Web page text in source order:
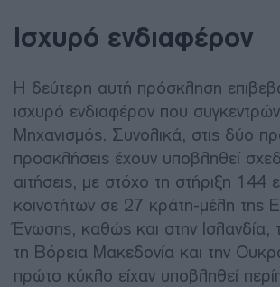
Ισχυρό ενδιαφέρον
Η δεύτερη αυτή πρόσκληση
ισχυρό ενδιαφέρον που
Μηχανισμός. Συνολικά, στις δύο
προσκλήσεις έχουν υποβληθεί
αιτήσεις, με στόχο τη στήριξη 144
κοινοτήτων σε 27 κράτη-μέλη της
Ένωσης, καθώς και στην Ισλανδία,
τη Βόρεια Μακεδονία και την
πρώτο κύκλο είχαν υποβληθεί